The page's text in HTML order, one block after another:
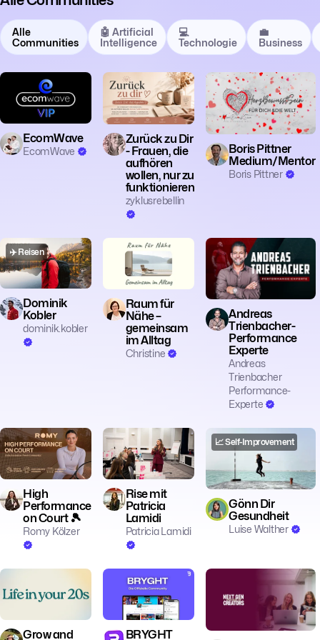
Alle
Communities
🤖 Artificial
Intelligence
💻
Technologie
💼
Business
🗣️ Coaching
EcomWave
EcomWave
🧘 Achtsamkeit
👥 Community
☕ Lifestyle
Zurück zu Dir
- Frauen, die
aufhören
wollen, nur zu
funktionieren
zyklusrebellin
Boris Pittner
Medium/Mentor
Boris Pittner
✈️ Reisen
Dominik
Kobler
dominik.kobler
👥 Community
☕ Lifestyle
🗣️ Coaching
Raum für
Nähe –
gemeinsam
im Alltag
Christine
Andreas
Trienbacher-
Performance
Experte
Andreas
Trienbacher
Performance-
Experte
🗣️ Coaching
🧠 Mentalität
⚽️ Sport
High
Performance
on Court 🎾
Romy Kölzer
💄 Beauty
💼 Business
Rise mit
Patricia
Lamidi
Patricia Lamidi
📈 Self-Improvement
Gönn Dir
Gesundheit
Luise Walther
Grow and
👥 Community
BRYGHT